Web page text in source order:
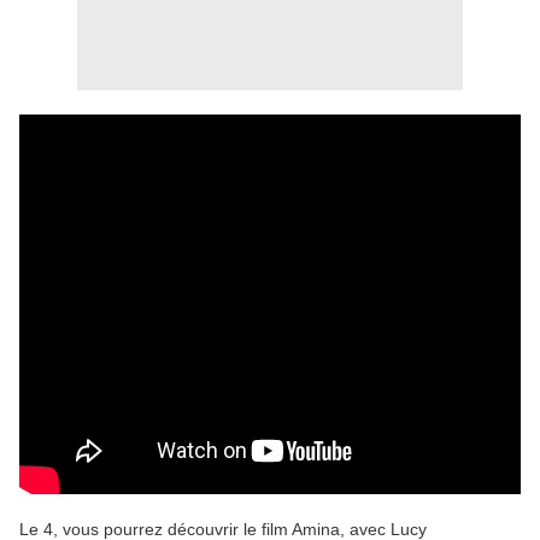
Le 4, vous pourrez découvrir le film Amina, avec Lucy